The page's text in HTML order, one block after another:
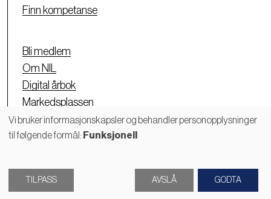
Finn kompetanse
Bli medlem
Om NIL
Digital årbok
Markedsplassen
Personvernerklæring
Bruk
av
Vi bruker informasjonskapsler og behandler personopplysninger
til følgende formål: Funksjonell
TILPASS AVSLÅ GODTA